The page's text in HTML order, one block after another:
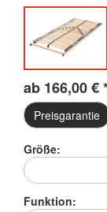
ab 166,00€
Preisgarantie
Größe:
Funktion: